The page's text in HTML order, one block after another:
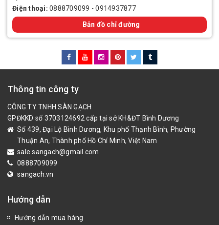
Điện thoại: 0888709099 -0914937877
Bản đồ chỉ đường
Thông tin công ty
CÔNG TY TNHH SÀN GẠCH
GPĐKKD số 3703124692 cấp tại sở KH&ĐT Bình Dương
Số 439, Đại Lộ Bình Dương, Khu phố Thạnh Bình, Phường
Thuận An, Thành phố Hồ Chí Minh, Việt Nam
sale.sangach@gmail.com
0888709099
sangach.vn
Hướng dẫn
Hướng dẫn mua hàng